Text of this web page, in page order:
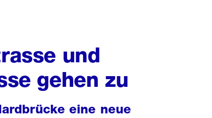
und
gehen zu
eine neue